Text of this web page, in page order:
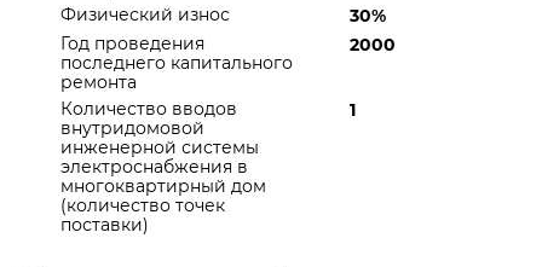
Физический износ
30%
Год проведения
последнего капитального
ремонта
2000
Количество вводов
внутридомовой
инженерной системы
электроснабжения в
многоквартирный дом
(количество точек
поставки)
1